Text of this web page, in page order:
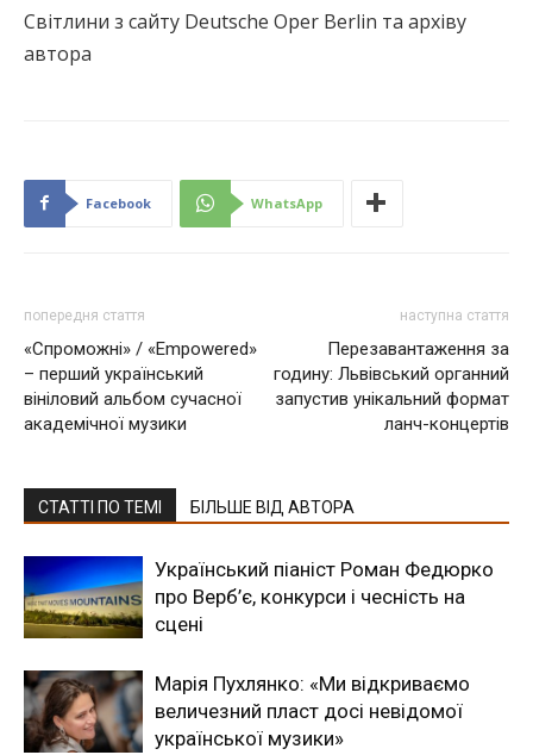
Світлини з сайту Deutsche Oper Berlin та архіву
автора
Facebook WhatsApp
попередня стаття
«Спроможні» / «Empowered»
– перший український
вініловий альбом сучасної
академічної музики
наступна стаття
Перезавантаження за
годину: Львівський органний
запустив унікальний формат
ланч-концертів
СТАТТІ ПО ТЕМІ БІЛЬШЕ ВІД АВТОРА
Український піаніст Роман Федюрко
про Верб’є, конкурси і чесність на
сцені
Марія Пухлянко: «Ми відкриваємо
величезний пласт досі невідомої
української музики»